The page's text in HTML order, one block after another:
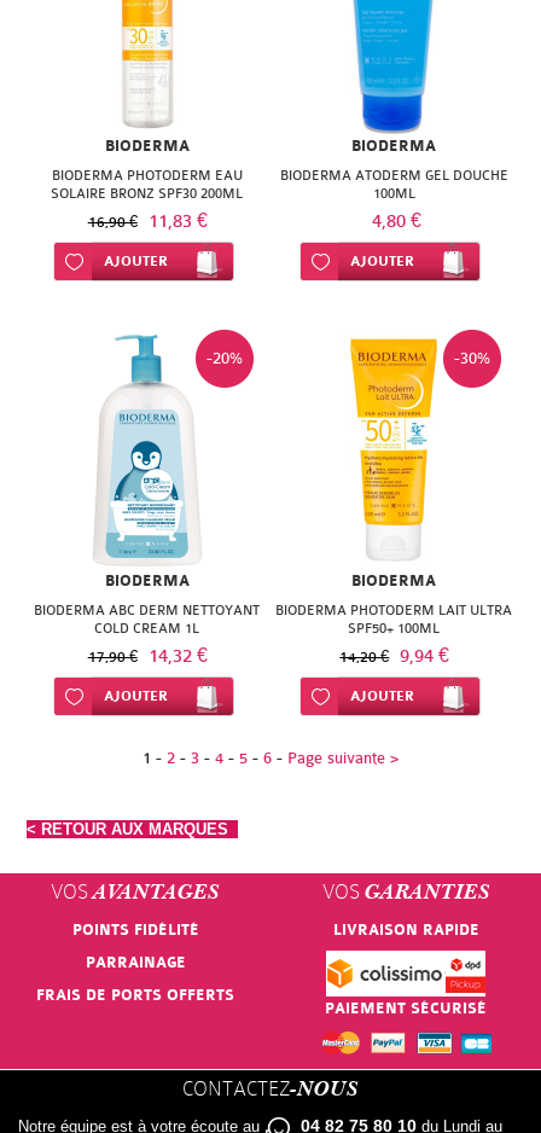
BIODERMA
BIODERMA PHOTODERM EAU
SOLAIRE BRONZ SPF30 200ML
16,90 € 11,83 €
Ajouter à ma liste d’envie
AJOUTER
BIODERMA
BIODERMA ATODERM GEL DOUCHE
100ML
4,80 €
Ajouter à ma liste d’envie
AJOUTER
-20%
BIODERMA
BIODERMA ABC DERM NETTOYANT
COLD CREAM 1L
17,90 € 14,32 €
Ajouter à ma liste d’envie
AJOUTER
-30%
BIODERMA
BIODERMA PHOTODERM LAIT ULTRA
SPF50+ 100ML
14,20 € 9,94 €
Ajouter à ma liste d’envie
AJOUTER
1 - 2 - 3 - 4 - 5 - 6 - Page suivante >
< RETOUR AUX MARQUES
VOS AVANTAGES
POINTS FIDÉLITÉ
PARRAINAGE
FRAIS DE PORTS OFFERTS
VOS GARANTIES
LIVRAISON RAPIDE
PAIEMENT SÉCURISÉ
CONTACTEZ -NOUS
Notre équipe est à votre écoute au 04 82 75 80 10 du Lundi au